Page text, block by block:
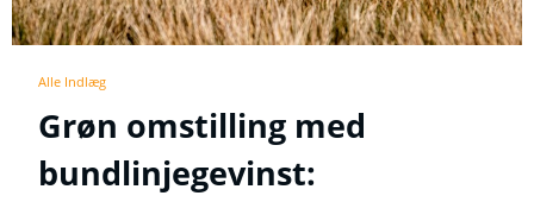
Alle Indlæg
Grøn omstilling med
bundlinjegevinst: